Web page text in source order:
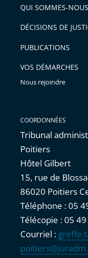
arriver
après
l'article
pour
avant
QUI SOMMES-NOUS
DÉCISIONS DE
PUBLICATIONS
VOS DÉMARCHES
Nous rejoindre
COORDONNÉES
Tribunal
Poitiers
Hôtel Gilbert
15, rue de
86020 Poitiers
Téléphone : 05
Télécopie : 05
Courriel :